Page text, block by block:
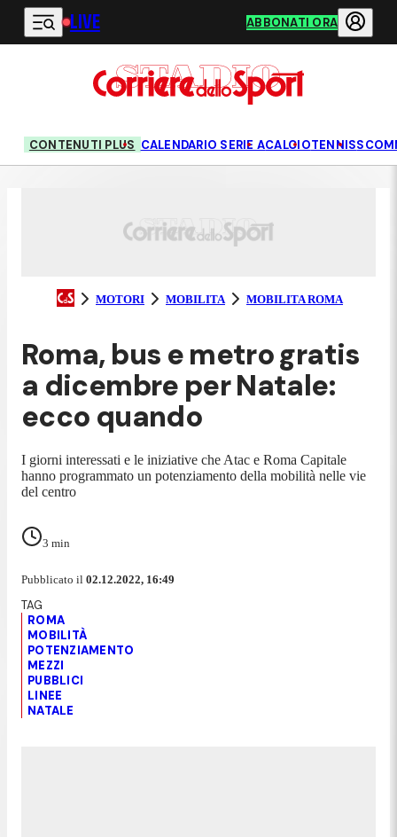
Vai al contenuto principale
LIVE ABBONATI ORA
CONTENUTI PLUS CALENDARIO SERIE ACALCIOTENNIS
MOTORI MOBILITA MOBILITA ROMA
Roma, bus e metro gratis
a dicembre per Natale:
ecco quando
I giorni interessati e le iniziative che Atac e Roma Capitale
hanno programmato un potenziamento della mobilità nelle vie
del centro
3 min
Pubblicato il 02.12.2022, 16:49
ROMA
MOBILITÀ
POTENZIAMENTO
MEZZI
PUBBLICI
LINEE
NATALE